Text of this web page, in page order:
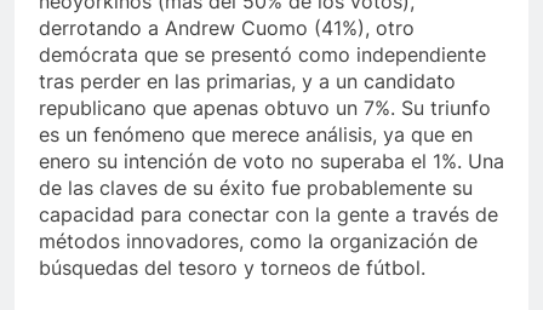
derrotando a Andrew Cuomo (41%), otro
demócrata que se presentó como independiente
tras perder en las primarias, y a un candidato
republicano que apenas obtuvo un 7%. Su triunfo
es un fenómeno que merece análisis, ya que en
enero su intención de voto no superaba el 1%. Una
de las claves de su éxito fue probablemente su
capacidad para conectar con la gente a través de
métodos innovadores, como la organización de
búsquedas del tesoro y torneos de fútbol.